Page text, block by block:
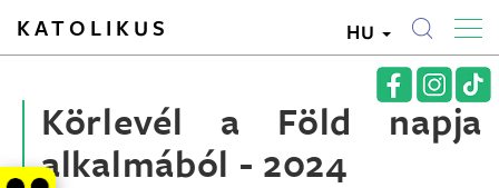
KATOLIKUS HU
Körlevél a Föld napja
alkalmából - 2024